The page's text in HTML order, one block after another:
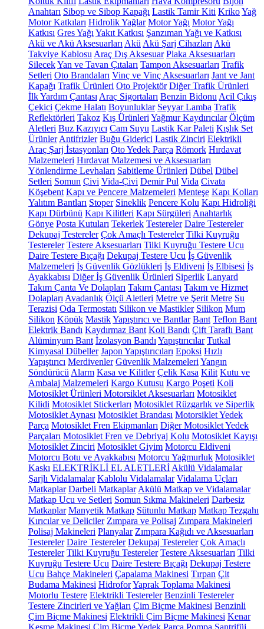
Anahtarı Sibop ve Sibop Kapağı Lastik Tamir Kiti KrikoYağ
Motor Katkıları Hidrolik Yağlar Motor Yağı Motor Yağı
Katkısı Gres Yağı Yakıt Katkısı Şanzıman Yağı ve Katkısı
Akü ve Akü Aksesuarları Akü Akü Şarj Cihazları Akü
Takviye Kablosu Araç Dış Aksesuar Plaka Aksesuarları
SilecekYan ve Tavan Çıtaları Tampon Aksesuarları Trafik
Setleri Oto Brandaları Vinç ve Vinç Aksesuarları Jant ve Jant
Kapağı Trafik Ürünleri Oto Projektör Diğer Trafik Ürünleri
İlk Yardım Çantası Araç Sigortaları Benzin Bidonu Acil Çıkış
Çekici Çekme Halatı Boyunluklar Seyyar Lamba Trafik
Reflektörleri Takoz Kış Ürünleri Yağmur Kaydırıcılar Ölçüm
Aletleri Buz Kazıyıcı Cam Suyu Lastik Kar Paleti Kışlık Set
Ürünler Antifrizler Buğu Giderici Lastik Zinciri Elektrikli
Araç Şarj İstasyonları Oto Yedek Parça Römork Hırdavat
Malzemeleri Hırdavat Malzemesi ve Aksesuarları
Yönlendirme Levhaları Sabitleme Ürünleri Dübel Dübel
Setleri Somun Çivi Vida-Çivi Demir Pul Vida Civata
Köşebent Kapı ve Pencere Malzemeleri Menteşe Kapı Kolları
Yalıtım Bantları Stoper Sineklik Pencere Kolu Kapı Hidroliği
Kapı Dürbünü Kapı Kilitleri Kapı Sürgüleri Anahtarlık
Gönye Posta Kutuları Tekerlek Testereler Daire Testereler
Dekupaj Testereler Çok Amaçlı Testereler Tilki Kuyruğu
Testereler Testere Aksesuarları Tilki Kuyruğu Testere Ucu
Daire Testere Bıçağı Dekupaj Testere Ucu İş Güvenlik
Malzemeleri İş Güvenlik Gözlükleri İş Eldiveni İş Elbisesi İş
Ayakkabısı Diğer İş Güvenlik Ürünleri Siperlik Lanyard
Takım Çanta Ve Dolapları Takım Çantası Takım ve Hizmet
Dolapları Avadanlık Ölçü Aletleri Metre ve Şerit Metre Su
Terazisi Oda Termostatı Silikon ve Mastikler Silikon Mum
Silikon Köpük MastikYapıştırıcı ve Bantlar Bant Teflon Bant
Elektrik Bandı Kaydırmaz Bant Koli Bandı Çift Taraflı Bant
Alüminyum Bant İzolasyon Bandı Yapıştırıcılar Tutkal
Kimyasal Dübeller Japon Yapıştırıcıları Epoksi Hızlı
Yapıştırıcı Merdivenler Güvenlik Malzemeleri Yangın
Söndürücü Alarm Kasa ve Kilitler Çelik Kasa Kilit Kutu ve
Ambalaj Malzemeleri Kargo Kutusu Kargo Poşeti Koli
Motosiklet Ürünleri Motorsiklet Aksesuarları Motosiklet
Kilidi Motosiklet Stickerları Motosiklet Rüzgarlık ve Siperlik
Motosiklet Aynası Motosiklet Brandası Motorsiklet Yedek
Parça Motosiklet Fren Ekipmanları Diğer Motosiklet Yedek
Parçaları Motosiklet Fren ve Debriyaj Kolu Motosiklet Kayışı
Motosiklet Zinciri Motosiklet Giyim Motorcu Eldiveni
Motorcu Botu ve Ayakkabısı Motorcu Yağmurluk Motosiklet
Kaskı ELEKTRİKLİ EL ALETLERİ Akülü Vidalamalar
Şarjlı Vidalamalar Kablolu Vidalamalar Vidalama Uçları
Matkaplar Darbeli Matkaplar Akülü Matkap ve Vidalamalar
Matkap Ucu ve Setleri Somun Sıkma Makineleri Darbesiz
Matkaplar Manyetik Matkap Sütunlu Matkap Matkap Tezgahı
Kırıcılar ve Deliciler Zımpara ve Polisaj Zımpara Makineleri
Polisaj Makineleri Planyalar Zımpara Kağıdı ve Aksesuarları
Testereler Daire Testereler Dekupaj Testereler Çok Amaçlı
Testereler Tilki Kuyruğu Testereler Testere Aksesuarları Tilki
Kuyruğu Testere Ucu Daire Testere Bıçağı Dekupaj Testere
Ucu Bahçe Makineleri Çapalama Makinesi Tırpan Çit
Budama Makinesi HidroforYaprak Toplama Makinesi
Motorlu Testere Elektrikli Testereler Benzinli Testereler
Testere Zincirleri ve Yağları Çim Biçme Makinesi Benzinli
Çim Biçme Makinesi Elektrikli Çim Biçme Makinesi Kenar
Kesme Makinesi Çim Biçme Yedek Parça Pompa Santrifüj